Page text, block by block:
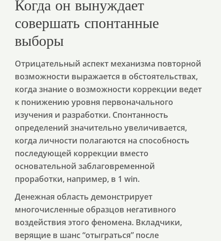
Когда он вынуждает
совершать спонтанные
выборы
Отрицательный аспект механизма повторной
возможности выражается в обстоятельствах,
когда знание о возможности коррекции ведет
к понижению уровня первоначального
изучения и разработки. Спонтанность
определений значительно увеличивается,
когда личности полагаются на способность
последующей коррекции вместо
основательной заблаговременной
проработки, например, в 1 win.
Денежная область демонстрирует
многочисленные образцов негативного
воздействия этого феномена. Вкладчики,
верящие в шанс “отыграться” после